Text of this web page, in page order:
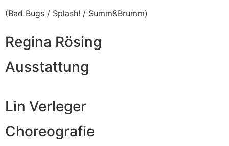
(Bad Bugs / Splash! / Summ&Brumm)
Regina Rösing
Ausstattung
Lin Verleger
Choreografie